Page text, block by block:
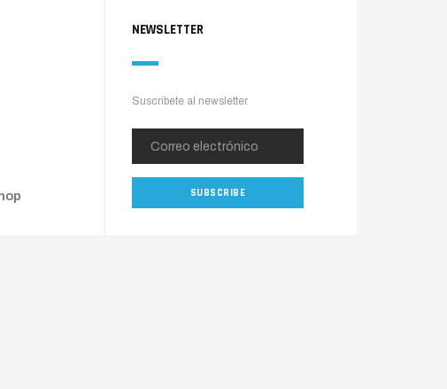
NEWSLETTER
Suscríbete al newsletter